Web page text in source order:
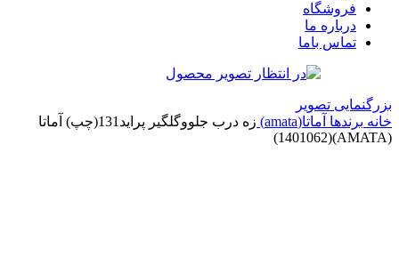
فروشگاه
درباره ما
تماس باما
بزرگنمایی تصویر
خانه برندها آماتا(amata)
زه درب جلووگلگیر پراید131(چپ) آماتا
(AMATA)(1401062)